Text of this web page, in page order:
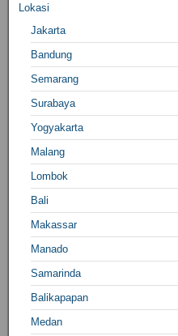
Lokasi
Jakarta
Bandung
Semarang
Surabaya
Yogyakarta
Malang
Lombok
Bali
Makassar
Manado
Samarinda
Balikapapan
Medan